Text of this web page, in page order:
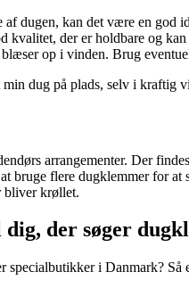
af dugen, kan det være en god
kvalitet, der er holdbare og
op i vinden. Brug
dug på plads, selv i kraftig
arrangementer. Der
flere dugklemmer for
bliver krøllet.
der søger
i Danmark?